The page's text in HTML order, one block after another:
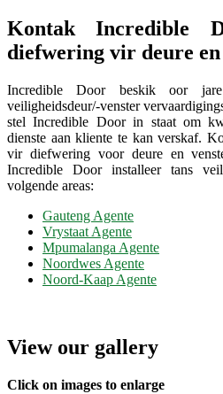
Kontak Incredible
diefwering vir deure en
Incredible Door beskik oor
veiligheidsdeur/-venster
stel Incredible Door in staat om
dienste aan kliente te kan verskaf.
vir diefwering voor deure en
Incredible Door installeer tans
volgende areas:
Gauteng Agente
Vrystaat Agente
Mpumalanga Agente
Noordwes Agente
Noord-Kaap Agente
View our gallery
Click on images to enlarge